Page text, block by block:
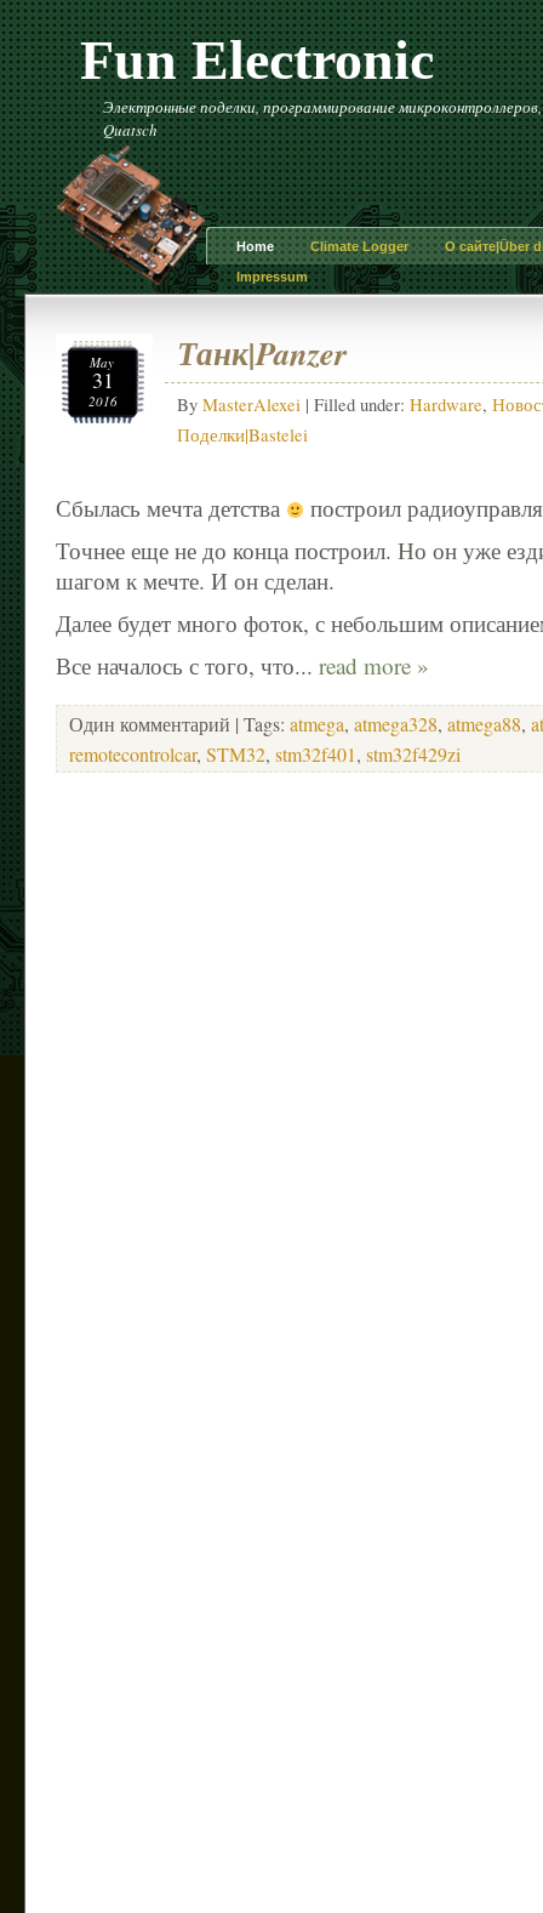
Fun Electronic
Электронные поделки, программирование
Quatsch
Home Climate Logger О сайте|Über
Impressum
May
31
2016
Танк|Panzer
By MasterAlexei | Filled under: Hardware,
Поделки|Bastelei
Сбылась мечта детства
построил
Точнее еще не до конца построил. Но он уже
шагом к мечте. И он сделан.
Далее будет много фоток, с небольшим
Все началось с того, что... read more »
Один комментарий | Tags: atmega, atmega328, atmega88,
remotecontrolcar, STM32, stm32f401, stm32f429zi